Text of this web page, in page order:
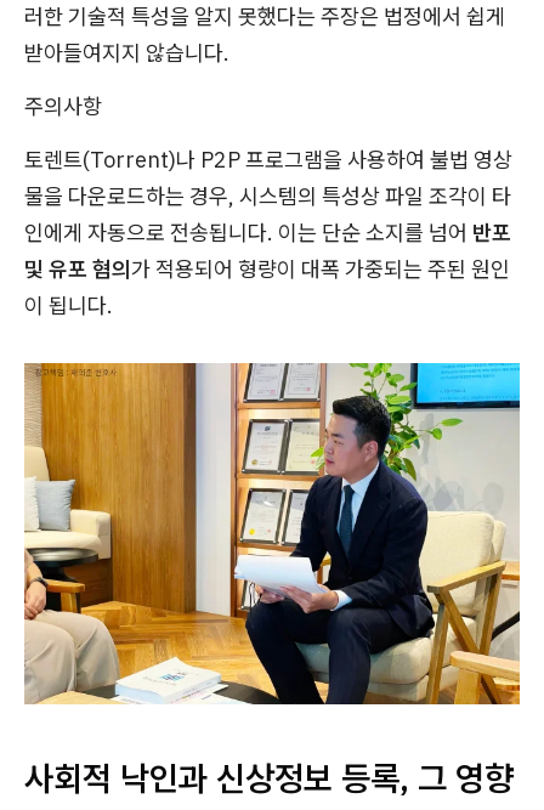
러한 기술적 특성을 알지 못했다는 주장은 법정에서 쉽게
받아들여지지 않습니다.
주의사항
토렌트(Torrent)나 P2P 프로그램을 사용하여 불법 영상
물을 다운로드하는 경우, 시스템의 특성상 파일 조각이 타
인에게 자동으로 전송됩니다. 이는 단순 소지를 넘어 반포
및 유포 혐의가 적용되어 형량이 대폭 가중되는 주된 원인
이 됩니다.
사회적 낙인과 신상정보 등록, 그 영향